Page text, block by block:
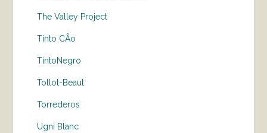
The Valley Project
Tinto CÃo
TintoNegro
Tollot-Beaut
Torrederos
Ugni Blanc